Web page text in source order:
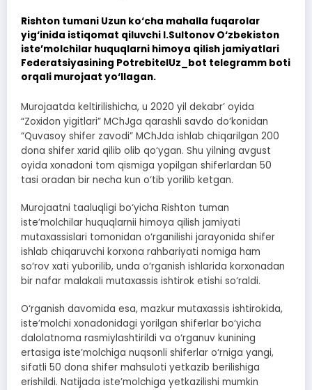
Rishton tumani Uzun ko‘cha mahalla fuqarolar
yig‘inida istiqomat qiluvchi I.Sultonov O‘zbekiston
iste’molchilar huquqlarni himoya qilish jamiyatlari
Federatsiyasining PotrebitelUz_bot telegramm boti
orqali murojaat yo‘llagan.
Murojaatda keltirilishicha, u 2020 yil dekabr’ oyida
“Zoxidon yigitlari” MChJga qarashli savdo do‘konidan
“Quvasoy shifer zavodi” MChJda ishlab chiqarilgan 200
dona shifer xarid qilib olib qo‘ygan. Shu yilning avgust
oyida xonadoni tom qismiga yopilgan shiferlardan 50
tasi oradan bir necha kun o‘tib yorilib ketgan.
Murojaatni taaluqligi bo‘yicha Rishton tuman
iste’molchilar huquqlarnii himoya qilish jamiyati
mutaxassislari tomonidan o‘rganilishi jarayonida shifer
ishlab chiqaruvchi korxona rahbariyati nomiga ham
so‘rov xati yuborilib, unda o‘rganish ishlarida korxonadan
bir nafar malakali mutaxassis ishtirok etishi so‘raldi.
O‘rganish davomida esa, mazkur mutaxassis ishtirokida,
iste’molchi xonadonidagi yorilgan shiferlar bo‘yicha
dalolatnoma rasmiylashtirildi va o‘rganuv kunining
ertasiga iste’molchiga nuqsonli shiferlar o‘rniga yangi,
sifatli 50 dona shifer mahsuloti yetkazib berilishiga
erishildi. Natijada iste’molchiga yetkazilishi mumkin